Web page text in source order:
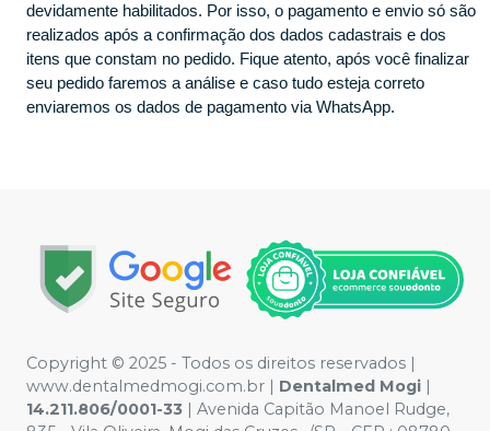
devidamente habilitados. Por isso, o pagamento e envio só são
realizados após a confirmação dos dados cadastrais e dos
itens que constam no pedido. Fique atento, após você finalizar
seu pedido faremos a análise e caso tudo esteja correto
enviaremos os dados de pagamento via WhatsApp.
Copyright © 2025 - Todos os direitos reservados |
www.dentalmedmogi.com.br | Dentalmed Mogi |
14.211.806/0001-33 | Avenida Capitão Manoel Rudge,